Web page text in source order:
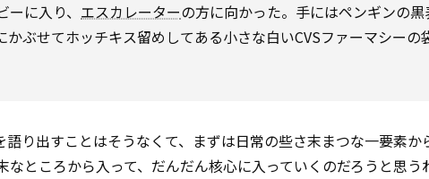
に入り、 エスカレーターの方に向かった。手にはペンギンの黒
ぶせてホッチキス留めしてある小さな白いCVSファーマシーの
り出すことはそうなくて、まずは日常の些さ末まつな一要素か
ところから入って、だんだん核心に入っていくのだろうと思う